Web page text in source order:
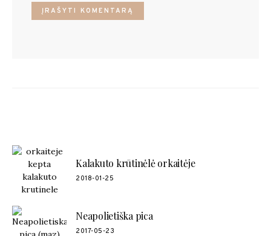
Kalakuto krūtinėlė orkaitėje
2018-01-25
Neapolietiška pica
2017-05-23